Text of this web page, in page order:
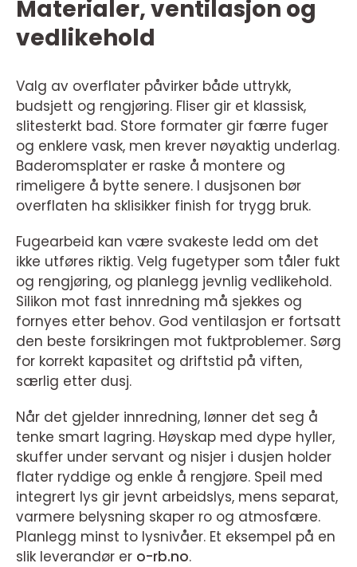
Materialer, ventilasjon og
vedlikehold
Valg av overflater påvirker både uttrykk,
budsjett og rengjøring. Fliser gir et klassisk,
slitesterkt bad. Store formater gir færre fuger
og enklere vask, men krever nøyaktig underlag.
Baderomsplater er raske å montere og
rimeligere å bytte senere. I dusjsonen bør
overflaten ha sklisikker finish for trygg bruk.
Fugearbeid kan være svakeste ledd om det
ikke utføres riktig. Velg fugetyper som tåler fukt
og rengjøring, og planlegg jevnlig vedlikehold.
Silikon mot fast innredning må sjekkes og
fornyes etter behov. God ventilasjon er fortsatt
den beste forsikringen mot fuktproblemer. Sørg
for korrekt kapasitet og driftstid på viften,
særlig etter dusj.
Når det gjelder innredning, lønner det seg å
tenke smart lagring. Høyskap med dype hyller,
skuffer under servant og nisjer i dusjen holder
flater ryddige og enkle å rengjøre. Speil med
integrert lys gir jevnt arbeidslys, mens separat,
varmere belysning skaper ro og atmosfære.
Planlegg minst to lysnivåer. Et eksempel på en
slik leverandør er o-rb.no.